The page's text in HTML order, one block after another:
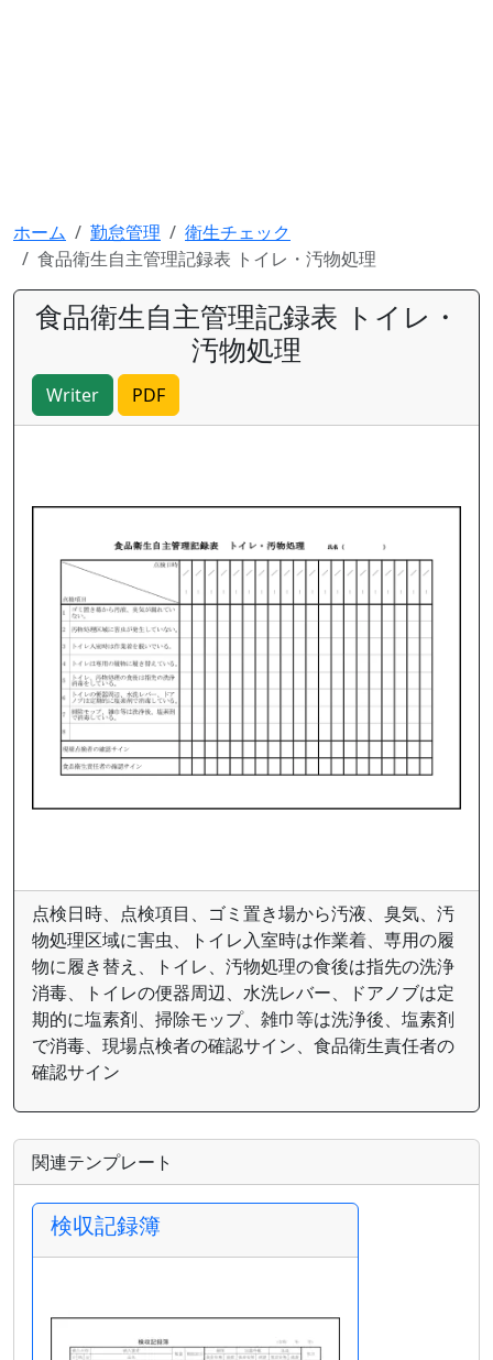
ホーム 勤怠管理
衛生チェック
食品衛生自主管理記録表 トイレ・汚物処理
食品衛生自主管理記録表 トイレ・
汚物処理
Writer PDF
点検日時、点検項目、ゴミ置き場から汚液、臭気、汚
物処理区域に害虫、トイレ入室時は作業着、専用の履
物に履き替え、トイレ、汚物処理の食後は指先の洗浄
消毒、トイレの便器周辺、水洗レバー、ドアノブは定
期的に塩素剤、掃除モップ、雑巾等は洗浄後、塩素剤
で消毒、現場点検者の確認サイン、食品衛生責任者の
確認サイン
関連テンプレート
検収記録簿